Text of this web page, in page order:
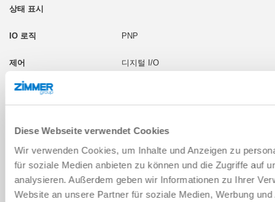
Diese Webseite verwendet Cookies
Wir verwenden Cookies, um Inhalte und Anzeigen zu
für soziale Medien anbieten zu können und die Zugriffe auf
analysieren. Außerdem geben wir Informationen zu Ihrer
Website an unsere Partner für soziale Medien, Werbung
PNP
디지털 I/O
ISO TK 50